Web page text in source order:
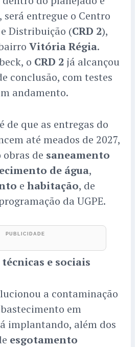
será entregue o Centro
e Distribuição (CRD 2),
Vitória Régia.
o CRD 2 já alcançou
conclusão, com testes
andamento.
de que as entregas do
até meados de 2027,
de saneamento
de água,
e habitação, de
da UGPE.
e sociais
a contaminação
em
implantando, além dos
esgotamento